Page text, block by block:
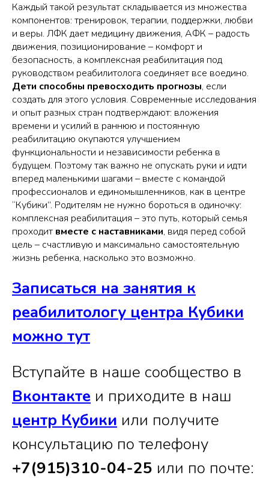
Каждый такой результат складывается из множества
компонентов: тренировок, терапии, поддержки, любви
и веры. ЛФК дает медицину движения, АФК – радость
движения, позиционирование – комфорт и
безопасность, а комплексная реабилитация под
руководством реабилитолога соединяет все воедино.
Дети способны превосходить прогнозы, если
создать для этого условия. Современные исследования
и опыт разных стран подтверждают: вложения
времени и усилий в раннюю и постоянную
реабилитацию окупаются улучшением
функциональности и независимости ребенка в
будущем. Поэтому так важно не опускать руки и идти
вперед маленькими шагами – вместе с командой
профессионалов и единомышленников, как в центре
“Кубики”. Родителям не нужно бороться в одиночку:
комплексная реабилитация – это путь, который семья
проходит вместе с наставниками, видя перед собой
цель – счастливую и максимально самостоятельную
жизнь ребенка, насколько это возможно.
Записаться на занятия к
реабилитологу центра Кубики
можно тут
Вступайте в наше сообщество в
Вконтакте и приходите в наш
центр Кубики или получите
консультацию по телефону
+7(915)310-04-25 или по почте: